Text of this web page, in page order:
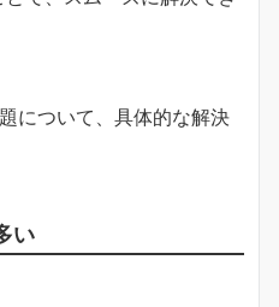
について、具体的な解決
い